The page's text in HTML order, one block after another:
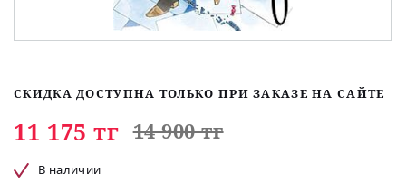
СКИДКА ДОСТУПНА ТОЛЬКО ПРИ ЗАКАЗЕ НА САЙТЕ
11 175 тг 14 900 тг
В наличии